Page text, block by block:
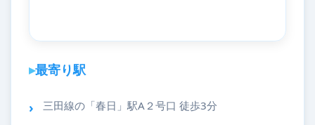
最寄り駅
三田線の「春日」駅A２号口 徒歩3分